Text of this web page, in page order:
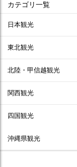
カテゴリ一覧
日本観光
東北観光
北陸・甲信越観光
関西観光
四国観光
沖縄県観光